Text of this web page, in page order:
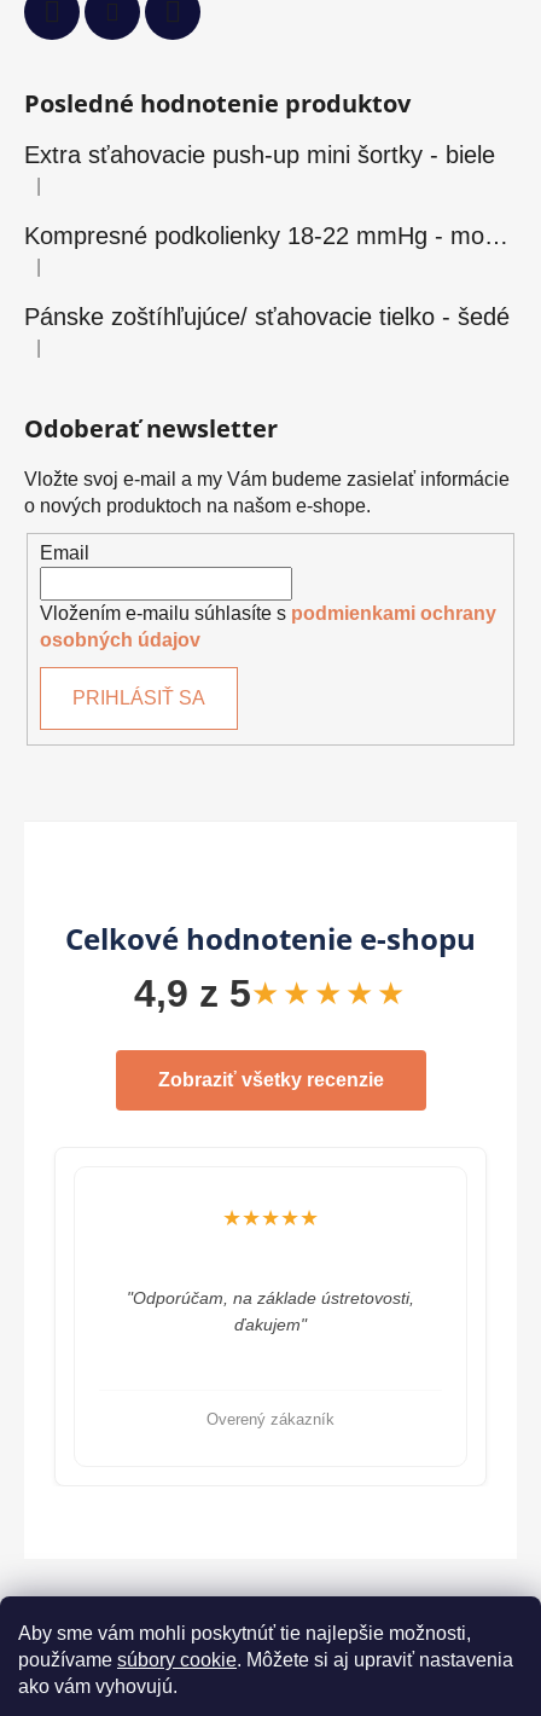
Aby sme vám mohli poskytnúť tie najlepšie možnosti,
používame súbory cookie. Môžete si aj upraviť nastavenia
ako vám vyhovujú.
Posledné hodnotenie produktov
Extra sťahovacie push-up mini šortky - biele
Hodnotenie produktu je 5 z 5 hviezdičiek.
Kompresné podkolienky 18-22 mmHg - modré
Hodnotenie produktu je 5 z 5 hviezdičiek.
Pánske zoštíhľujúce/ sťahovacie tielko - šedé
Hodnotenie produktu je 5 z 5 hviezdičiek.
Odoberať newsletter
Vložte svoj e-mail a my Vám budeme zasielať informácie
o nových produktoch na našom e-shope.
Email
Vložením e-mailu súhlasíte s podmienkami ochrany
osobných údajov
PRIHLÁSIŤ SA
Celkové hodnotenie e-shopu
4,9 z 5★★★★★
Zobraziť všetky recenzie
★★★★★
"Odporúčam, na základe ústretovosti,
ďakujem"
Overený zákazník